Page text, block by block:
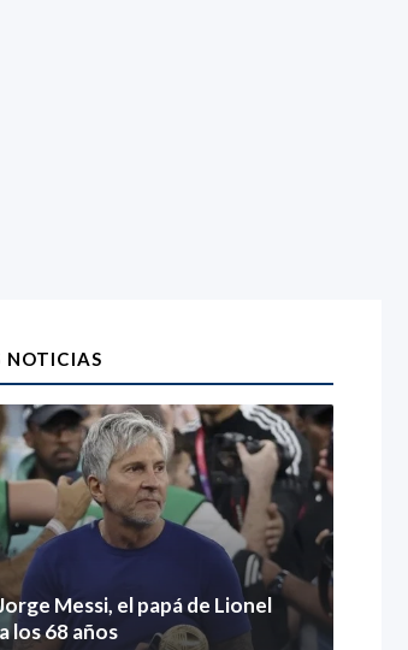
NOTICIAS
Messi, el papá de Lionel
los 68 años